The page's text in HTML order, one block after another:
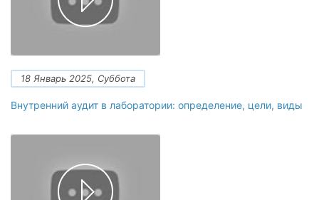
18 Январь 2025, Суббота
Внутренний аудит в лаборатории: определение, цели, виды